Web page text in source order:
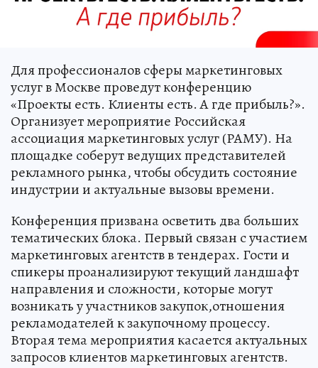
Для профессионалов сферы маркетинговых
услуг в Москве проведут конференцию
«Проекты есть. Клиенты есть. А где прибыль?».
Организует мероприятие Российская
ассоциация маркетинговых услуг (РАМУ). На
площадке соберут ведущих представителей
рекламного рынка, чтобы обсудить состояние
индустрии и актуальные вызовы времени.
Конференция призвана осветить два больших
тематических блока. Первый связан с участием
маркетинговых агентств в тендерах. Гости и
спикеры проанализируют текущий ландшафт
направления и сложности, которые могут
возникать у участников закупок,отношения
рекламодателей к закупочному процессу.
Вторая тема мероприятия касается актуальных
запросов клиентов маркетинговых агентств.